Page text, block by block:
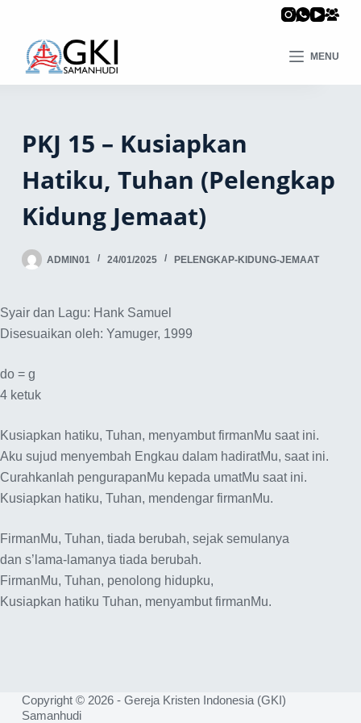
MENU
PKJ 15 – Kusiapkan
Hatiku, Tuhan (Pelengkap
Kidung Jemaat)
ADMIN01 24/01/2025 PELENGKAP-KIDUNG-JEMAAT
Syair dan Lagu: Hank Samuel
Disesuaikan oleh: Yamuger, 1999
do = g
4 ketuk
Kusiapkan hatiku, Tuhan, menyambut firmanMu saat ini.
Aku sujud menyembah Engkau dalam hadiratMu, saat ini.
Curahkanlah pengurapanMu kepada umatMu saat ini.
Kusiapkan hatiku, Tuhan, mendengar firmanMu.
FirmanMu, Tuhan, tiada berubah, sejak semulanya
dan s’lama-lamanya tiada berubah.
FirmanMu, Tuhan, penolong hidupku,
Kusiapkan hatiku Tuhan, menyambut firmanMu.
Copyright © 2026 - Gereja Kristen Indonesia (GKI)
Samanhudi